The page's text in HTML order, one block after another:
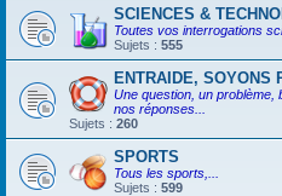
SCIENCES &
Toutes vos interrogations
Sujets : 555
ENTRAIDE, SOYONS
Une question, un problème,
nos réponses...
Sujets : 260
SPORTS
Tous les sports,...
Sujets : 599